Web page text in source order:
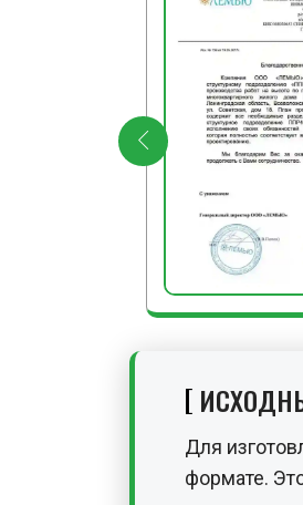
Для
формате.